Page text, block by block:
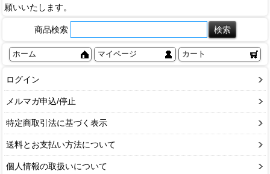
願いいたします。
商品検索
ホーム マイページ カート
ログイン
メルマガ申込/停止
特定商取引法に基づく表示
送料とお支払い方法について
個人情報の取扱いについて